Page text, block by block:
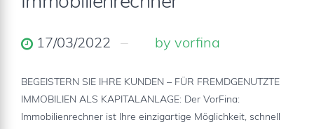
17/03/2022 by vorfina
BEGEISTERN SIE IHRE KUNDEN – FÜR FREMDGENUTZTE
IMMOBILIEN ALS KAPITALANLAGE: Der VorFina:
Immobilienrechner ist Ihre einzigartige Möglichkeit, schnell